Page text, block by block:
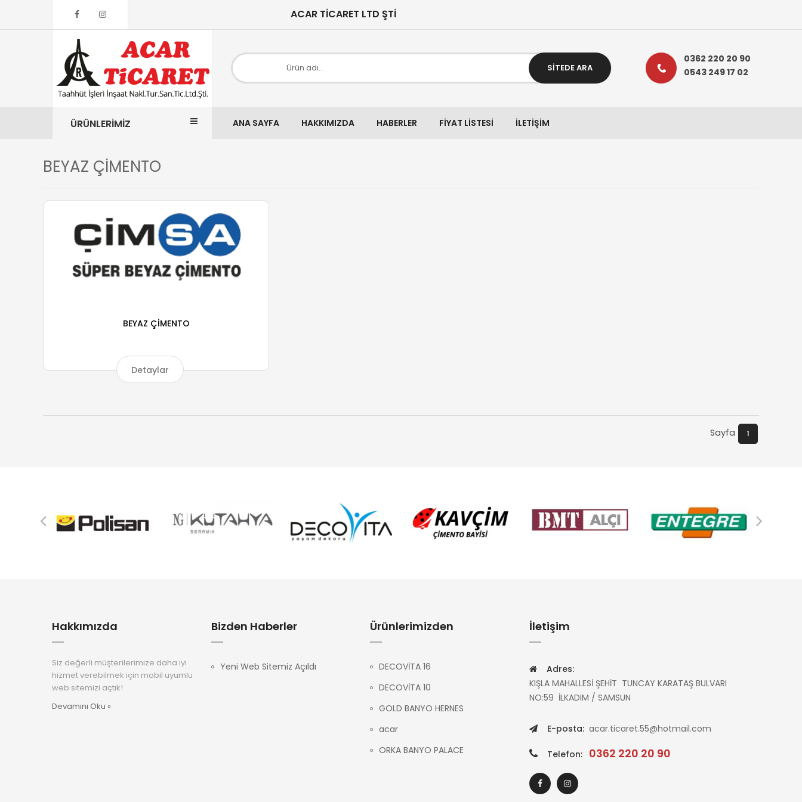
ACAR TİCARET LTD ŞTİ
SİTEDE ARA
0362 220 20 90
0543 249 17 02
ÜRÜNLERİMİZ ANA SAYFA HAKKIMIZDA HABERLER FIYAT LISTESI İLETIŞIM
BEYAZ ÇİMENTO
BEYAZ ÇİMENTO
Detaylar
Sayfa 1
Hakkımızda
Siz değerli müşterilerimize daha iyi
hizmet verebilmek için mobil uyumlu
web sitemizi açtık!
Devamını Oku »
Bizden Haberler
Yeni Web Sitemiz Açıldı
Ürünlerimizden
DECOVİTA 16
DECOVİTA 10
GOLD BANYO HERNES
acar
ORKA BANYO PALACE
İletişim
Adres:
KIŞLA MAHALLESİ ŞEHİT TUNCAY KARATAŞ BULVARI
NO:59 İLKADIM / SAMSUN
E-posta: acar.ticaret.55@hotmail.com
Telefon: 0362 220 20 90